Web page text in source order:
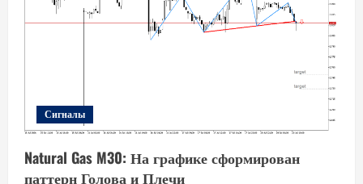
Сигналы
Natural Gas M30: На графике сформирован
паттерн Голова и Плечи